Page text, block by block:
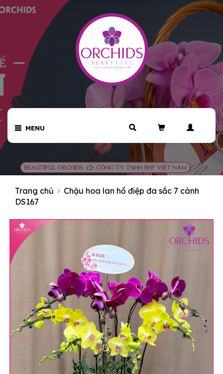
MENU
Trang chủ
Chậu hoa lan hồ điệp đa sắc 7 cành
DS167